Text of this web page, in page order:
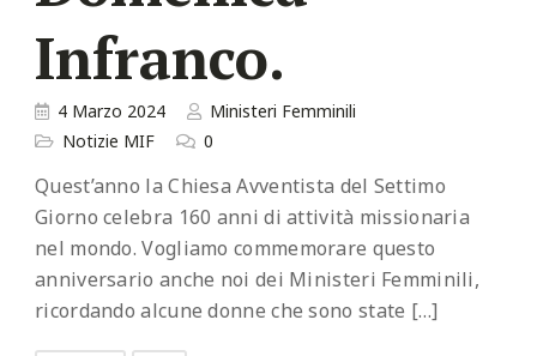
Infranco.
4 Marzo 2024
Ministeri Femminili
Notizie MIF
0
Quest’anno la Chiesa Avventista del Settimo
Giorno celebra 160 anni di attività missionaria
nel mondo. Vogliamo commemorare questo
anniversario anche noi dei Ministeri Femminili,
ricordando alcune donne che sono state […]